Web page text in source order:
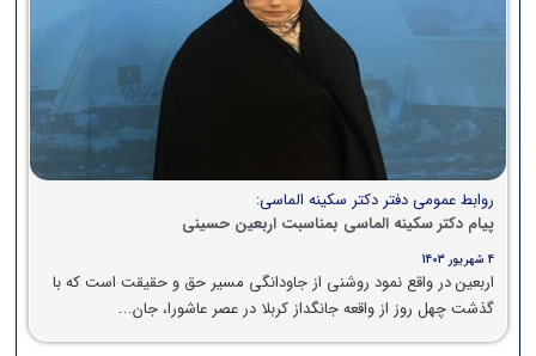
روابط عمومی دفتر دکتر سکینه الماسی:
پیام دکتر سکینه الماسی بمناسبت اربعین حسینی
4 شهریور 1403
اربعین در واقع نمود روشنی از جاودانگی مسیر حق و حقیقت است که با
گذشت چهل روز از واقعه جانگداز کربلا در عصر عاشورا، جان...